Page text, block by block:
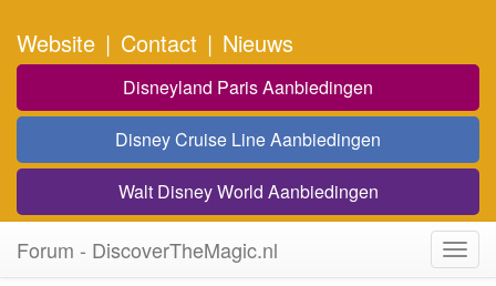
Website | Contact | Nieuws
Disneyland Paris Aanbiedingen
Disney Cruise Line Aanbiedingen
Walt Disney World Aanbiedingen
Forum - DiscoverTheMagic.nl